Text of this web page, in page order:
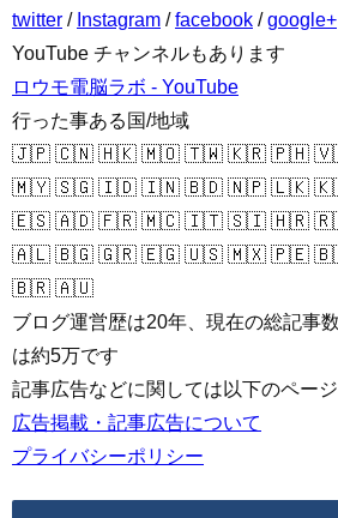
twitter / Instagram /facebook /google+
YouTube チャンネルもあります
ロウモ電脳ラボ - YouTube
行った事ある国/地域
🇯🇵 🇨🇳 🇭🇰 🇲🇴 🇹🇼 🇰🇷 🇵🇭
🇲🇾 🇸🇬 🇮🇩 🇮🇳 🇧🇩 🇳🇵 🇱🇰
🇪🇸 🇦🇩 🇫🇷 🇲🇨 🇮🇹 🇸🇮 🇭🇷
🇦🇱 🇧🇬 🇬🇷 🇪🇬 🇺🇸 🇲🇽 🇵🇪
🇧🇷 🇦🇺
ブログ運営歴は20年、現在の総記事
は約5万です
記事広告などに関しては以下のページ
広告掲載・記事広告について
プライバシーポリシー